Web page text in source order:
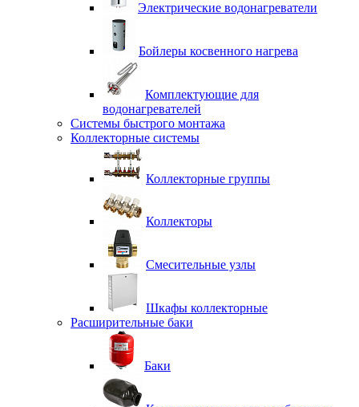
Электрические водонагреватели
Бойлеры косвенного нагрева
Комплектующие для
водонагревателей
Системы быстрого монтажа
Коллекторные системы
Коллекторные группы
Коллекторы
Смесительные узлы
Шкафы коллекторные
Расширительные баки
Баки